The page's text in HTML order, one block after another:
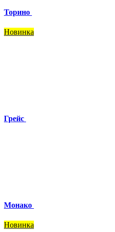
Торино
Новинка
Грейс
Монако
Новинка